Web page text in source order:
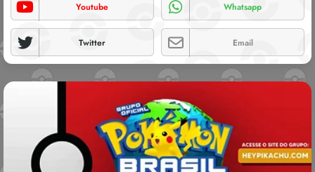
Youtube Whatsapp
Twitter Email